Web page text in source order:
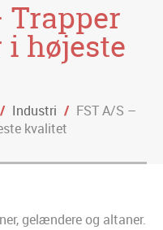
Trapper
højeste
/ Industri / FST A/S –
kvalitet
gelændere og altaner.